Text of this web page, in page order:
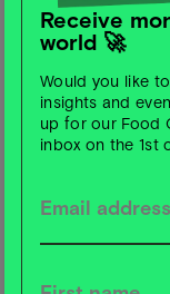
und autonom
moralische
fördern.
ALDI SÜD
Seit 2023
Receive
world 🚀
Would you like
insights and
up for our Food
inbox on the 1st